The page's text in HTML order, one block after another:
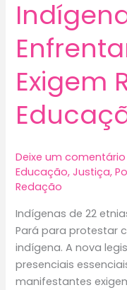
Exigem
Deixe um comentário
Educação,Justiça,
Redação
Indígenas de 22
Pará para protestar
indígena. A nova
presenciais
manifestantes